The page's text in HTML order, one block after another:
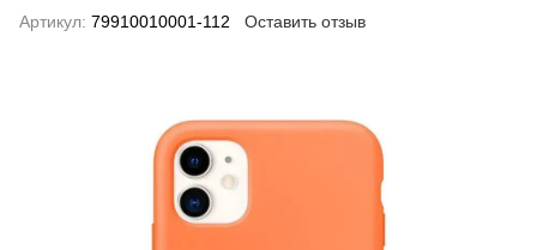
Артикул: 79910010001-112 Оставить отзыв